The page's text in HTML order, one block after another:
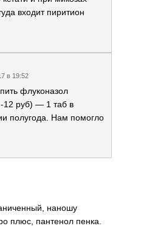
входит пиритион
в 19:52
флуконазол
12 руб) — 1 таб в
полугода. Нам помогло
наношу
плюс, пантенол пенка.